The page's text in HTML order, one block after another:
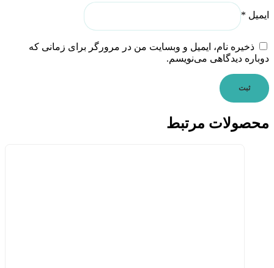
ایمیل *
ذخیره نام، ایمیل و وبسایت من در مرورگر برای زمانی که
دوباره دیدگاهی می‌نویسم.
محصولات مرتبط